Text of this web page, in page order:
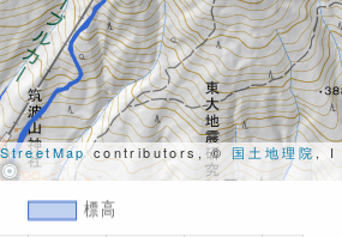
contributors, ©国土地理院, I